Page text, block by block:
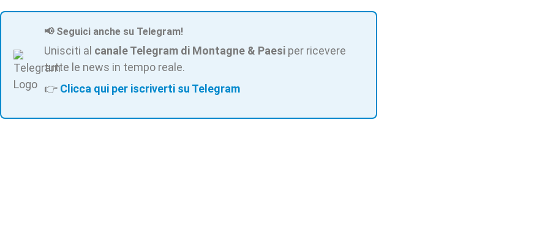
📢 Seguici anche su Telegram!
Unisciti al canale Telegram di Montagne & Paesi per ricevere
tutte le news in tempo reale.
👉 Clicca qui per iscriverti su Telegram